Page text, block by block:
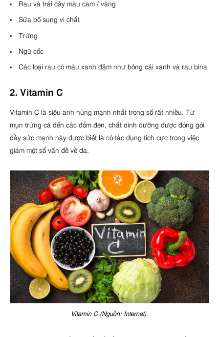
Rau và trái cây màu cam / vàng
Sữa bổ sung vi chất
Trứng
Ngũ cốc
Các loại rau có màu xanh đậm như bông cải xanh và rau bina
2. Vitamin C
Vitamin C là siêu anh hùng mạnh nhất trong số rất nhiều. Từ
mụn trứng cá đến các đốm đen, chất dinh dưỡng được đóng gói
đầy sức mạnh này được biết là có tác dụng tích cực trong việc
giảm một số vấn đề về da.
Vitamin C (Nguồn: Internet).